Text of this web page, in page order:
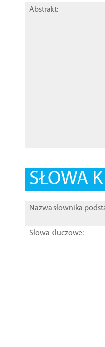
Abstrakt:
SŁOWA
Nazwa słownika
Słowa kluczowe: